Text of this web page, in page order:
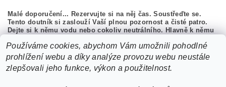
Malé doporučení... Rezervujte si na něj čas. Soustřeďte se.
Tento doutník si zaslouží Vaší plnou pozornost a čisté patro.
Dejte si k němu vodu nebo cokoliv neutrálního. Hlavně k němu
Pro objednání celého boxu vložte prosím do košíku 10 kusů.
Používáme cookies, abychom Vám umožnili pohodlné
prohlížení webu a díky analýze provozu webu neustále
zlepšovali jeho funkce, výkon a použitelnost.